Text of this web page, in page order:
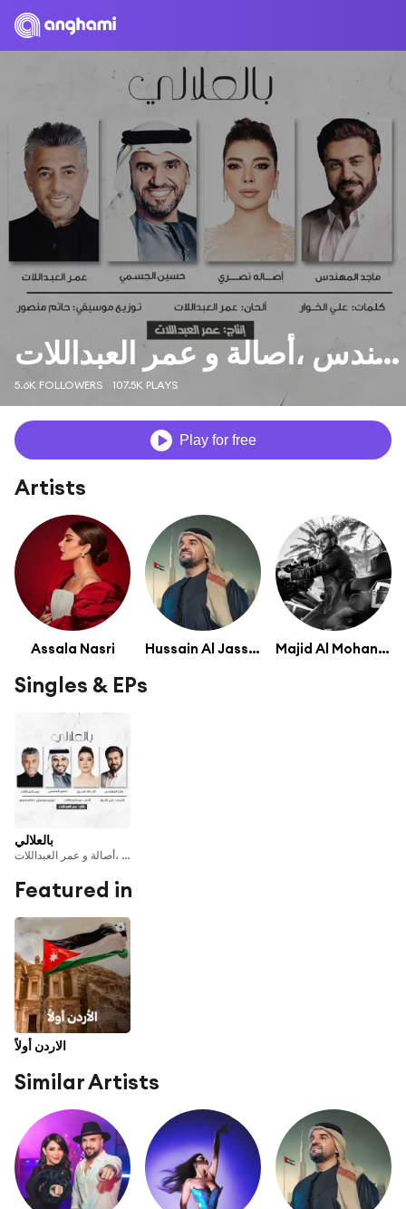
حسين الجسمي٬ ماجد المهندس ،أصالة و عمر العبداللات
5.6K FOLLOWERS 107.5K PLAYS
Play for free
Artists
Assala Nasri Hussain Al Jassmi Majid Al Mohandis
Singles & EPs
بالعلالي
حسين الجسمي٬ ماجد المهندس ،أصالة و عمر العبداللات
Featured in
الاردن أولاً
Similar Artists